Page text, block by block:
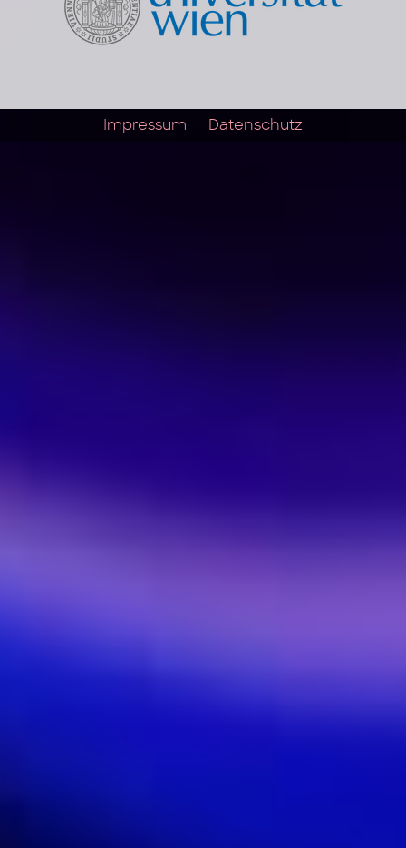
Impressum Datenschutz